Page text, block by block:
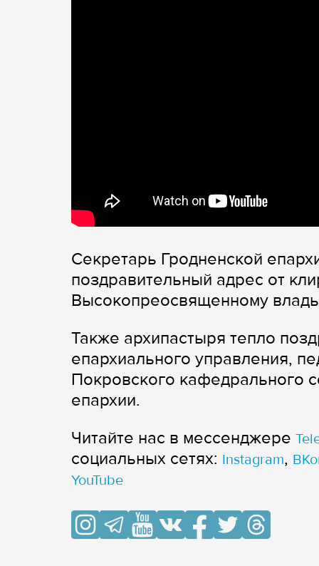
Секретарь Гродненской
поздравительный адрес от
Высокопреосвященному
Также архипастыря тепло
епархиального управления,
Покровского кафедрального
епархии.
Читайте нас в мессенджере
cоциальных сетях: Instagram,
YouTube